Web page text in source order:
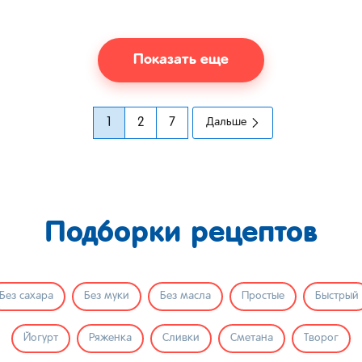
Показать еще
1 2 7 Дальше
Подборки рецептов
Без сахара Без муки Без масла Простые Быстрый
Йогурт Ряженка Сливки Сметана Творог